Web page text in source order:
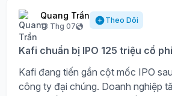
Quang Trần
13 Thg 07
Theo Dõi
Kafi chuẩn bị IPO 125 triệu cổ
Kafi đang tiến gần cột mốc IPO
công ty đại chúng. Doanh nghiệp